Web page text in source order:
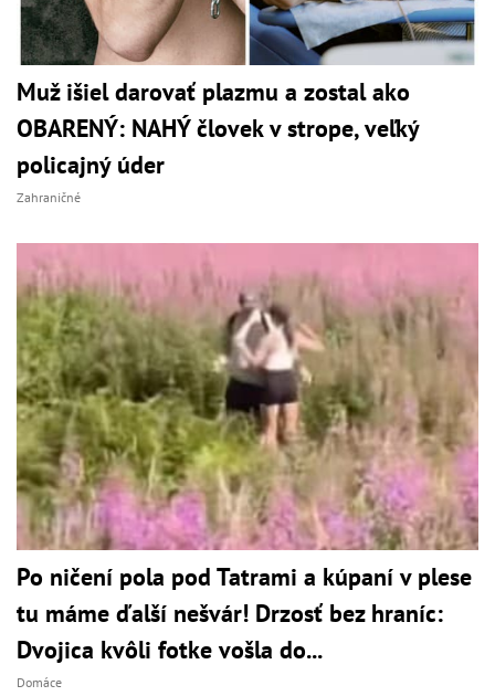
Muž išiel darovať plazmu a zostal ako
OBARENÝ: NAHÝ človek v strope, veľký
policajný úder
Zahraničné
Po ničení pola pod Tatrami a kúpaní v plese
tu máme ďalší nešvár! Drzosť bez hraníc:
Dvojica kvôli fotke vošla do...
Domáce